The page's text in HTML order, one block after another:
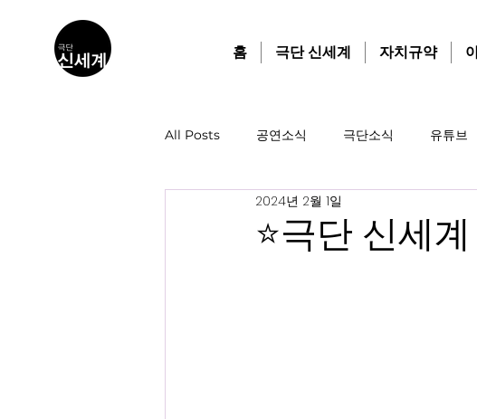
홈 극단 신세계 자치규약
All Posts 공연소식 극단소식 유튜브
⭐️극단 신세
2024년 2월 1일